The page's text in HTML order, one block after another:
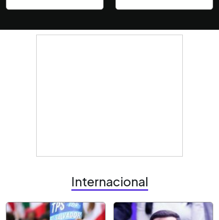
Internacional